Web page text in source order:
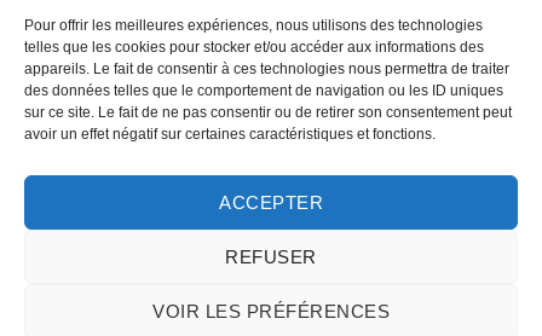
Pour offrir les meilleures expériences, nous utilisons des technologies
telles que les cookies pour stocker et/ou accéder aux informations des
appareils. Le fait de consentir à ces technologies nous permettra de traiter
des données telles que le comportement de navigation ou les ID uniques
sur ce site. Le fait de ne pas consentir ou de retirer son consentement peut
avoir un effet négatif sur certaines caractéristiques et fonctions.
ACCEPTER
REFUSER
VOIR LES PRÉFÉRENCES